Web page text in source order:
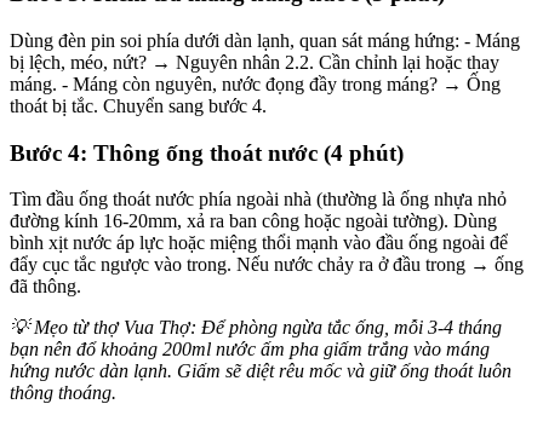
Dùng đèn pin soi phía dưới dàn lạnh, quan sát máng hứng: - Máng
bị lệch, méo, nứt? → Nguyên nhân 2.2. Cần chỉnh lại hoặc thay
máng. - Máng còn nguyên, nước đọng đầy trong máng? → Ống
thoát bị tắc. Chuyển sang bước 4.
Bước 4: Thông ống thoát nước (4 phút)
Tìm đầu ống thoát nước phía ngoài nhà (thường là ống nhựa nhỏ
đường kính 16-20mm, xả ra ban công hoặc ngoài tường). Dùng
bình xịt nước áp lực hoặc miệng thổi mạnh vào đầu ống ngoài để
đẩy cục tắc ngược vào trong. Nếu nước chảy ra ở đầu trong → ống
đã thông.
💡 Mẹo từ thợ Vua Thợ: Để phòng ngừa tắc ống, mỗi 3-4 tháng
bạn nên đổ khoảng 200ml nước ấm pha giấm trắng vào máng
hứng nước dàn lạnh. Giấm sẽ diệt rêu mốc và giữ ống thoát luôn
thông thoáng.